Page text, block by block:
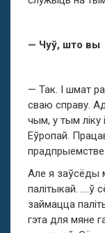
— Чуў, што вы
— Так. І шмат
сваю справу.
чым, у тым ліку
Еўропай.
прадпрыемстве
Але я заўсёды
палітыкай. ….ў
займацца
гэта для мяне